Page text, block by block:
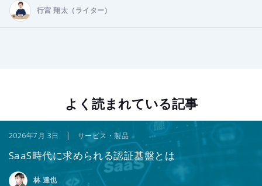
行宮 翔太（ライター）
よく読まれている記事
2026年7月 3日 | サービス・製品
SaaS時代に求められる認証基盤とは
林 達也